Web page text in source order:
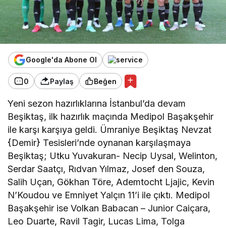
Google'da Abone Ol
0 Paylaş Beğen
Yeni sezon hazırlıklarına İstanbul’da devam
Beşiktaş, ilk hazırlık maçında Medipol Başakşehir
ile karşı karşıya geldi. Ümraniye Beşiktaş Nevzat
{Demir} Tesisleri’nde oynanan karşılaşmaya
Beşiktaş; Utku Yuvakuran- Necip Uysal, Welinton,
Serdar Saatçı, Rıdvan Yılmaz, Josef den Souza,
Salih Uçan, Gökhan Töre, Ademtocht Ljajic, Kevin
N’Koudou ve Emniyet Yalçın 11’i ile çıktı. Medipol
Başakşehir ise Volkan Babacan – Junior Caiçara,
Leo Duarte, Ravil Tagir, Lucas Lima, Tolga